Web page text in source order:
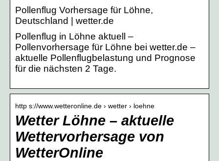
Pollenflug Vorhersage für Löhne,
Deutschland | wetter.de
Pollenflug in Löhne aktuell –
Pollenvorhersage für Löhne bei wetter.de –
aktuelle Pollenflugbelastung und Prognose
für die nächsten 2 Tage.
http s://www.wetteronline.de › wetter › loehne
Wetter Löhne – aktuelle
Wettervorhersage von
WetterOnline